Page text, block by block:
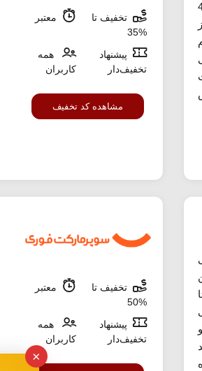
تا 40
تخفیف تا
%35
معتبر
پیشنهاد
تخفیف‌دار
همه
کاربران
مشاهده کد تخفیف
تخفیف تا
%50
معتبر
پیشنهاد
تخفیف‌دار
همه
کاربران
×